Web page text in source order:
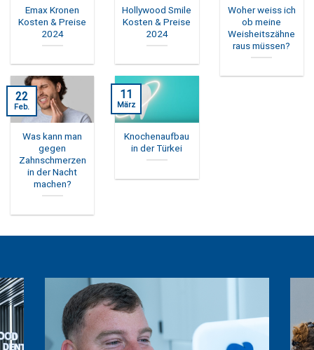
Emax Kronen
Kosten & Preise
2024
Hollywood Smile
Kosten & Preise
2024
Woher weiss ich
ob meine
Weisheitszähne
raus müssen?
Was kann man
gegen
Zahnschmerzen
in der Nacht
machen?
22
Feb.
Knochenaufbau
in der Türkei
11
März